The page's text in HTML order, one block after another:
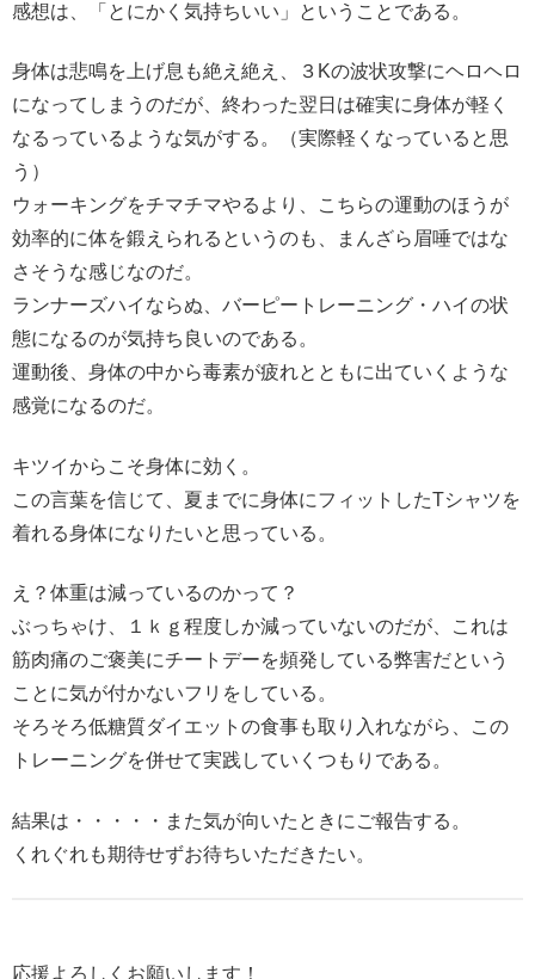
感想は、「とにかく気持ちいい」ということである。
身体は悲鳴を上げ息も絶え絶え、３Kの波状攻撃にヘロヘロ
になってしまうのだが、終わった翌日は確実に身体が軽く
なるっているような気がする。（実際軽くなっていると思
う）
ウォーキングをチマチマやるより、こちらの運動のほうが
効率的に体を鍛えられるというのも、まんざら眉唾ではな
さそうな感じなのだ。
ランナーズハイならぬ、バーピートレーニング・ハイの状
態になるのが気持ち良いのである。
運動後、身体の中から毒素が疲れとともに出ていくような
感覚になるのだ。
キツイからこそ身体に効く。
この言葉を信じて、夏までに身体にフィットしたTシャツを
着れる身体になりたいと思っている。
え？体重は減っているのかって？
ぶっちゃけ、１ｋｇ程度しか減っていないのだが、これは
筋肉痛のご褒美にチートデーを頻発している弊害だという
ことに気が付かないフリをしている。
そろそろ低糖質ダイエットの食事も取り入れながら、この
トレーニングを併せて実践していくつもりである。
結果は・・・・・また気が向いたときにご報告する。
くれぐれも期待せずお待ちいただきたい。
応援よろしくお願いします！